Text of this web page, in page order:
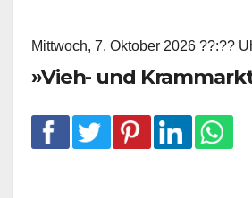
Mittwoch, 7. Oktober 2026 ??:??
»Vieh- und